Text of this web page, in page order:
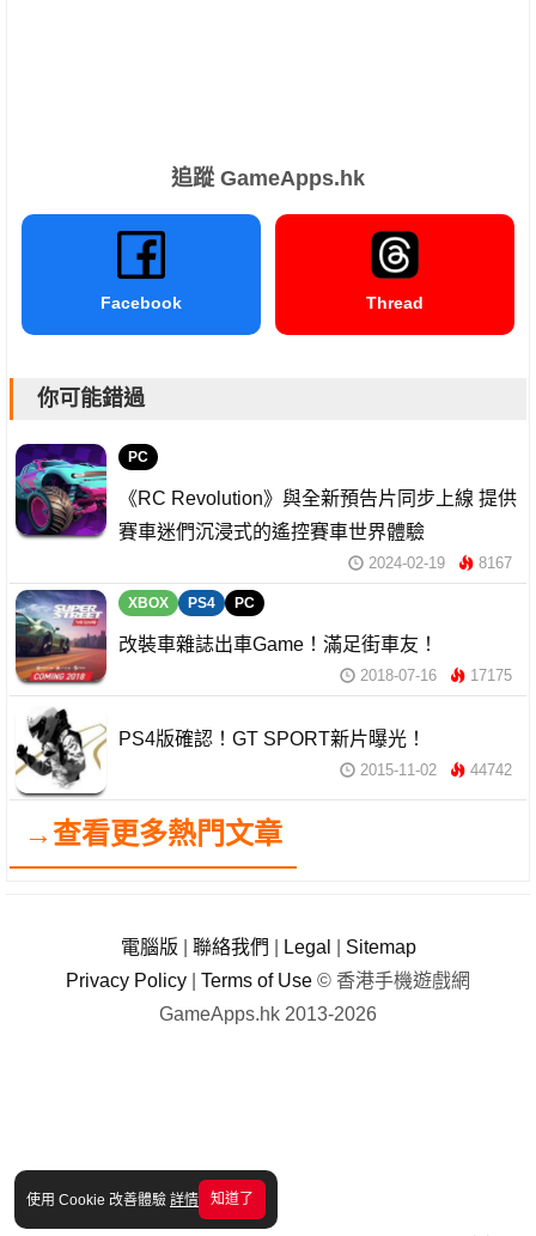
使用 Cookie 改善體驗 詳情 知道了
追蹤 GameApps.hk
Facebook Thread
你可能錯過
PC
《RC Revolution》與全新預告片同步上線 提供
賽車迷們沉浸式的遙控賽車世界體驗
2024-02-19 8167
XBOX PS4 PC
改裝車雜誌出車Game！滿足街車友！
2018-07-16 17175
PS4版確認！GT SPORT新片曝光！
2015-11-02 44742
→查看更多熱門文章
電腦版 聯絡我們 Legal
Sitemap
Privacy Policy
Terms of Use © 香港手機遊戲網
GameApps.hk 2013-2026